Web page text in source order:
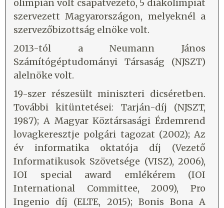
olimpián volt csapatvezető, 5 diákolimpiát
szervezett Magyarországon, melyeknél a
szervezőbizottság elnöke volt.
2013-tól a Neumann János
Számítógéptudományi Társaság (NJSZT)
alelnöke volt.
19-szer részesült miniszteri dicséretben.
További kitüntetései: Tarján-díj (NJSZT,
1987); A Magyar Köztársasági Érdemrend
lovagkeresztje polgári tagozat (2002); Az
év informatika oktatója díj (Vezető
Informatikusok Szövetsége (VISZ), 2006),
IOI special award emlékérem (IOI
International Committee, 2009), Pro
Ingenio díj (ELTE, 2015); Bonis Bona A